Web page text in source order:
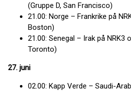
(Gruppe D, San Francisco)
21.00: Norge – Frankrike på
Boston)
21.00: Senegal – Irak på NRK3
Toronto)
27. juni
02.00: Kapp Verde – Saudi-